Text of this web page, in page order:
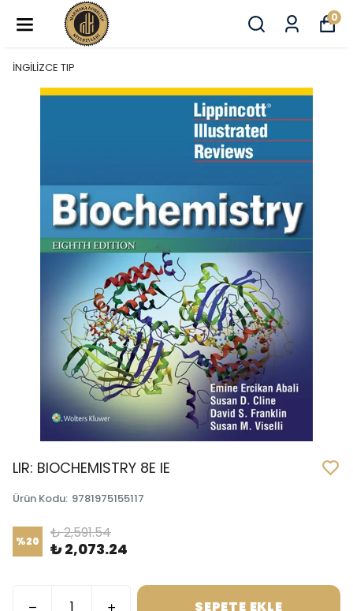
0
İNGİLİZCE TIP
LIR: BIOCHEMISTRY 8E IE
Ürün Kodu: 9781975155117
%20 ₺ 2,591.54
₺ 2,073.24
SEPETE EKLE